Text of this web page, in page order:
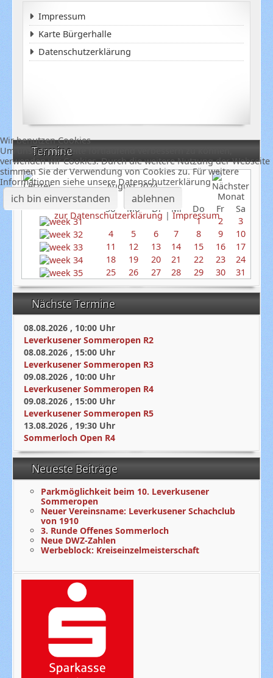
Termine
August 2024
So
Mo Di Mi Do Fr
Sa
1
2
3
4
5 6 7 8 9
10
11
12 13 14 15 16
17
18
19 20 21 22 23
24
25
26 27 28 29 30 31
Nächste Termine
08.08.2026 , 10:00 Uhr
Leverkusener Sommeropen R2
08.08.2026 , 15:00 Uhr
Leverkusener Sommeropen R3
09.08.2026 , 10:00 Uhr
Leverkusener Sommeropen R4
09.08.2026 , 15:00 Uhr
Leverkusener Sommeropen R5
13.08.2026 , 19:30 Uhr
Sommerloch Open R4
Neueste Beiträge
Parkmöglichkeit beim 10. Leverkusener
Sommeropen
Neuer Vereinsname: Leverkusener Schachclub
von 1910
3. Runde Offenes Sommerloch
Neue DWZ-Zahlen
Werbeblock: Kreiseinzelmeisterschaft
Impressum
Karte Bürgerhalle
Datenschutzerklärung
Wir benutzen Cookies
Um unsere Webseite fortlaufend verbessern zu können,
verwenden wir Cookies. Durch die weitere Nutzung der Webseite
stimmen Sie der Verwendung von Cookies zu. Für weitere
Informationen siehe unsere Datenschutzerklärung
ich bin einverstanden ablehnen
zur Datenschutzerklärung |Impressum